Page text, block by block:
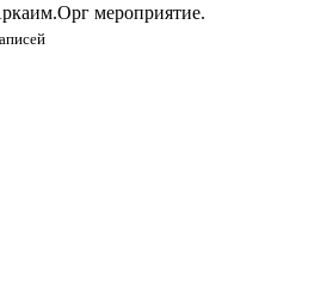
Орг мероприятие.